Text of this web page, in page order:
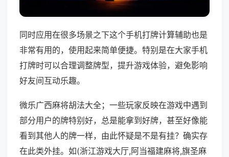
同时应用在很多场景之下这个手机打牌计算辅助也是
非常有用的，使用起来简单便捷。特别是在大家手机
打牌时可以合理调整牌型，提升游戏体验，避免影响
好友间互动乐趣。
微乐广西麻将胡法大全；一些玩家反映在游戏中遇到
部分用户的牌特别好，总是能拿到好牌，甚至好像能
看到其他人的牌一样，由此怀疑是不是有挂？确实存
在此类外挂。如(浙江游戏大厅,阿当福建麻将,旗圣麻